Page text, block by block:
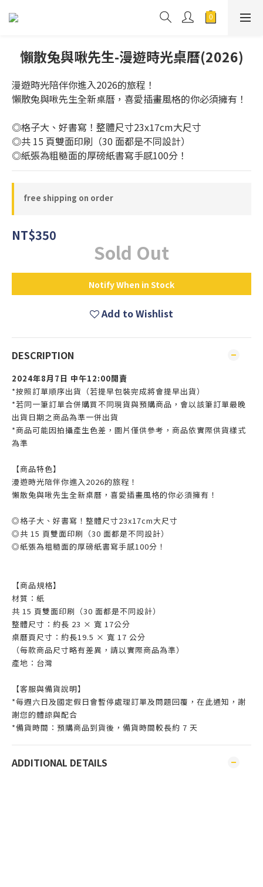
懶散兔與啾先生-漫遊時光桌曆(2026)
漫遊時光陪伴你進入2026的旅程！
懶散兔與啾先生全新桌曆，喜愛插畫風格的你必須擁有！
◎格子大、好書寫！整體尺寸23x17cm大尺寸
◎共 15 頁雙面印刷（30 面都是不同設計）
◎紙張為粗糙面的厚磅紙書寫手感100分！
free shipping on order
NT$350
Sold Out
Notify When in Stock
Add to Wishlist
DESCRIPTION
2024年8月7日 中午12:00開賣
*按照訂單順序出貨（若提早包裝完成將會提早出貨）
*若同一筆訂單合併購買不同現貨與預購商品，會以該筆訂單最晚
出貨日期之商品為準一併出貨
*商品可能因拍攝產生色差，圖片僅供參考，商品依實際供貨樣式
為準
【商品特色】
漫遊時光陪伴你進入2026的旅程！
懶散兔與啾先生全新桌曆，喜愛插畫風格的你必須擁有！
◎格子大、好書寫！整體尺寸23x17cm大尺寸
◎共 15 頁雙面印刷（30 面都是不同設計）
◎紙張為粗糙面的厚磅紙書寫手感100分！
【商品規格】
材質：紙
共 15 頁雙面印刷（30 面都是不同設計）
整體尺寸：約長 23 × 寬 17公分
桌曆頁尺寸：約長19.5 × 寬 17 公分
（每款商品尺寸略有差異，請以實際商品為準）
產地：台灣
【客服與備貨說明】
*每週六日及國定假日會暫停處理訂單及問題回覆，在此通知，謝
謝您的體諒與配合
*備貨時間：預購商品到貨後，備貨時間較長約 7 天
ADDITIONAL DETAILS